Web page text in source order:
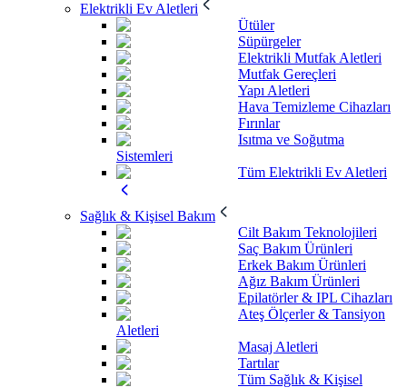
Elektrikli Ev Aletleri
Ütüler
Süpürgeler
Elektrikli Mutfak Aletleri
Mutfak Gereçleri
Yapı Aletleri
Hava Temizleme Cihazları
Fırınlar
Isıtma ve Soğutma
Sistemleri
Tüm Elektrikli Ev Aletleri
Sağlık & Kişisel Bakım
Cilt Bakım Teknolojileri
Saç Bakım Ürünleri
Erkek Bakım Ürünleri
Ağız Bakım Ürünleri
Epilatörler & IPL Cihazları
Ateş Ölçerler & Tansiyon
Aletleri
Masaj Aletleri
Tartılar
Tüm Sağlık & Kişisel